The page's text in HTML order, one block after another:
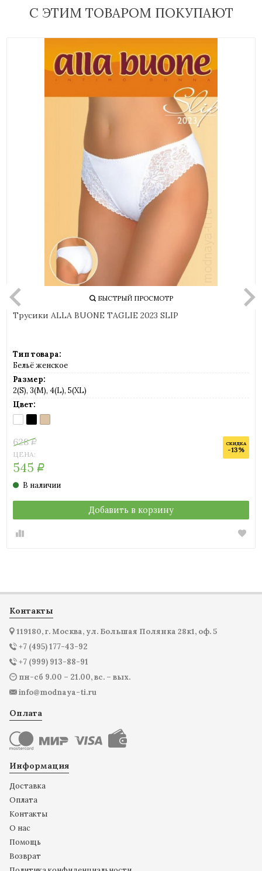
С ЭТИМ ТОВАРОМ ПОКУПАЮТ
БЫСТРЫЙ ПРОСМОТР
Трусики ALLA BUONE TAGLIE 2023 SLIP
Тип товара:
Бельё женское
Размер:
2(S), 3(M), 4(L), 5(XL)
Цвет:
BIANCO
(белый)
NERO
(черный)
NUDO
(телесный)
628Р
ЦЕНА:
545 Р
СКИДКА
-13%
В наличии
Добавить в корзину
Контакты
119180, г. Москва, ул. Большая Полянка 28к1, оф. 5
+7 (495) 177-43-92
+7 (999) 913-88-91
пн-сб 9.00 – 21.00, вс. – вых.
info@modnaya-ti.ru
Оплата
Информация
Доставка
Оплата
Контакты
О нас
Помощь
Возврат